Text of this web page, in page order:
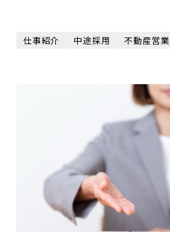
仕事紹介 中途採用 不動産営業